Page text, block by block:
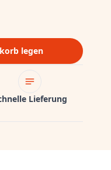
legen
Lieferung